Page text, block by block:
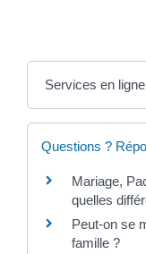
Services en
Questions ?
Mariage,
quelles
Peut-on se
famille ?